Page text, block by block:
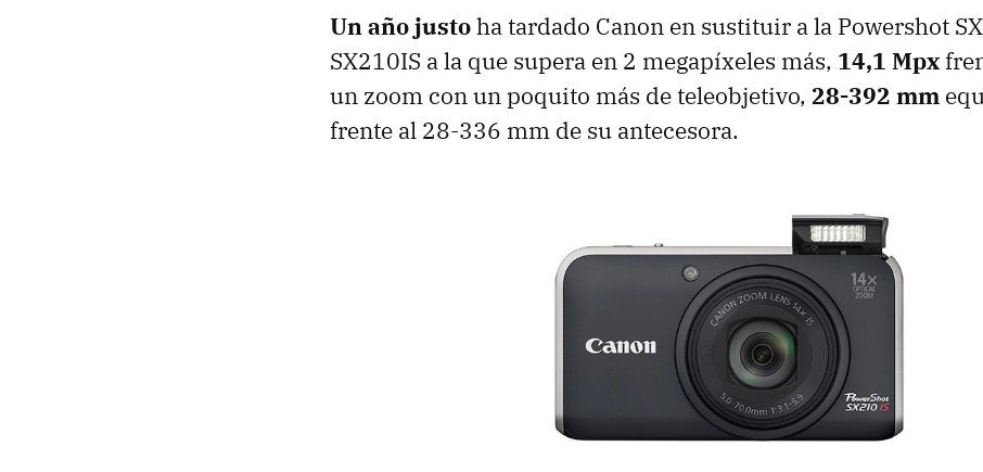
Un año justoha tardado Canon en sustituir a la Powershot
SX210IS a la que supera en 2 megapíxeles más, 14,1 Mpx
un zoom con un poquito más de teleobjetivo, 28-392 mm
frente al 28-336 mm de su antecesora.